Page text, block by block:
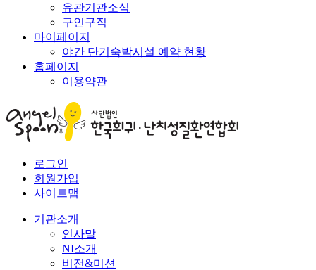
유관기관소식
구인구직
마이페이지
야간 단기숙박시설 예약 현황
홈페이지
이용약관
로그인
회원가입
사이트맵
기관소개
인사말
NI소개
비전&미션